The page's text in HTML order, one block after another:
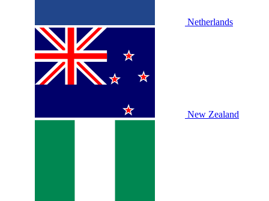
Netherlands
New Zealand